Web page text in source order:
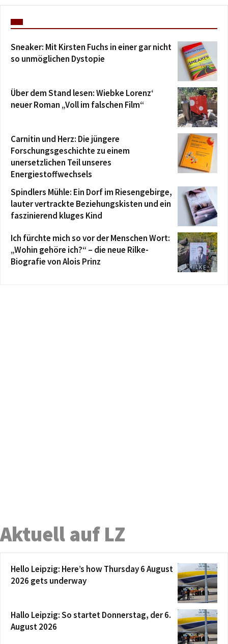
Sneaker: Mit Kirsten Fuchs in einer gar nicht
so unmöglichen Dystopie
Über dem Stand lesen: Wiebke Lorenz‘
neuer Roman „Voll im falschen Film“
Carnitin und Herz: Die jüngere
Forschungsgeschichte zu einem
unersetzlichen Teil unseres
Energiestoffwechsels
Spindlers Mühle: Ein Dorf im Riesengebirge,
lauter vertrackte Beziehungskisten und ein
faszinierend kluges Kind
Ich fürchte mich so vor der Menschen Wort:
„Wohin gehöre ich?“ – die neue Rilke-
Biografie von Alois Prinz
Aktuell auf LZ
Hello Leipzig: Here’s how Thursday 6 August
2026 gets underway
Hallo Leipzig: So startet Donnerstag, der 6.
August 2026